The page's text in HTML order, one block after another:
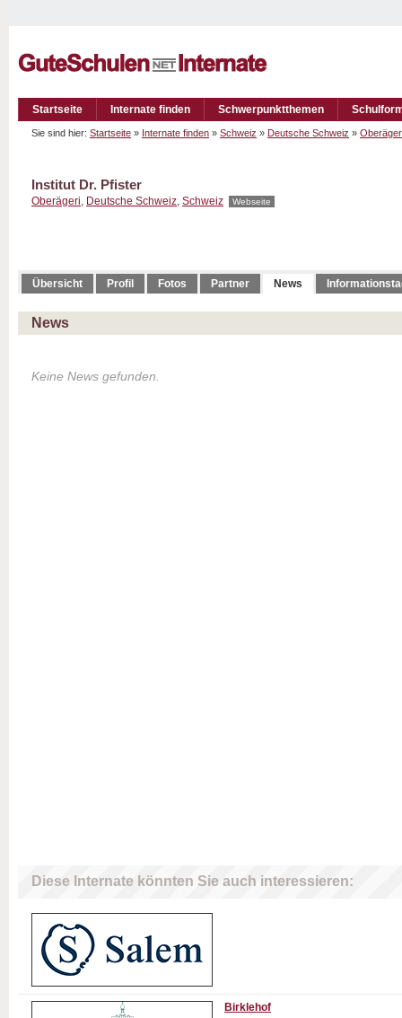
Startseite Internate finden Schwerpunktthemen
Sie sind hier: Startseite » Internate finden » Schweiz » Deutsche Schweiz »
Institut Dr. Pfister
Oberägeri, Deutsche Schweiz, Schweiz Webseite
Übersicht Profil Fotos Partner News
News
Keine News gefunden.
Diese Internate könnten Sie auch interessieren:
Birklehof